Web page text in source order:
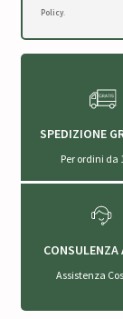
Policy.
SPEDIZIONE
Per ordini da
Assistenza